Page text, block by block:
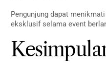
Pengunjung dapat
eksklusif selama event